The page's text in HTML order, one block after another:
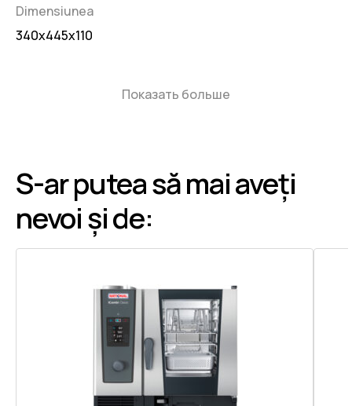
Dimensiunea
340x445x110
Показать больше
S-ar putea să mai aveți
nevoi și de: